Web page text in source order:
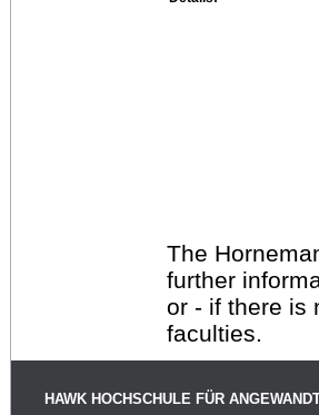
The
further
or - if there is
faculties.
HAWK HOCHSCHULE FÜR